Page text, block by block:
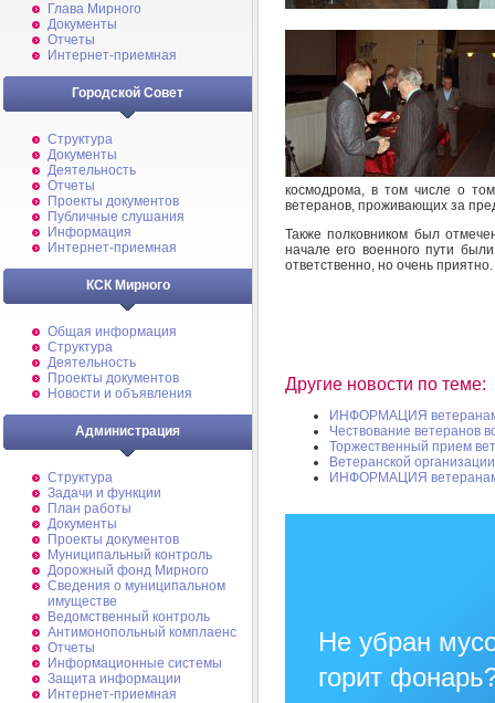
Глава Мирного
Документы
Отчеты
Интернет-приемная
Городской Совет
Структура
Документы
Деятельность
Отчеты
Проекты документов
Публичные слушания
Информация
Интернет-приемная
КСК Мирного
Общая информация
Структура
Деятельность
Проекты документов
Новости и объявления
Администрация
Структура
Задачи и функции
План работы
Документы
Проекты документов
Муниципальный контроль
Дорожный фонд Мирного
Cведения о муниципальном
имуществе
Ведомственный контроль
Антимонопольный комплаенс
Отчеты
Информационные системы
Защита информации
Интернет-приемная
космодрома, в том числе о
ветеранов, проживающих за
Также полковником был
начале его военного пути
ответственно, но очень приятно.
Другие новости по теме:
ИНФОРМАЦИЯ ветеранам
Чествование ветеранов
Торжественный прием
Ветеранской
ИНФОРМАЦИЯ ветеранам
Не убран
горит